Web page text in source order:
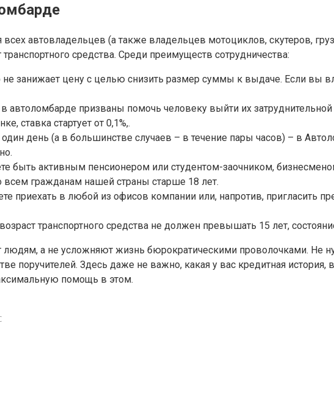
автовладельцев (а также владельцев мотоциклов, скутеров,
транспортного средства. Среди преимуществ сотрудничества:
не занижает цену с целью снизить размер суммы к выдаче. Если вы
призваны помочь человеку выйти их затруднительной
ставка стартует от 0,1%,.
день (а в большинстве случаев – в течение пары часов) – в
быть активным пенсионером или студентом-заочником,
гражданам нашей страны старше 18 лет.
приехать в любой из офисов компании или, напротив, пригласить
транспортного средства не должен превышать 15 лет,
а не усложняют жизнь бюрократическими проволочками. Не
поручителей. Здесь даже не важно, какая у вас кредитная
помощь в этом.